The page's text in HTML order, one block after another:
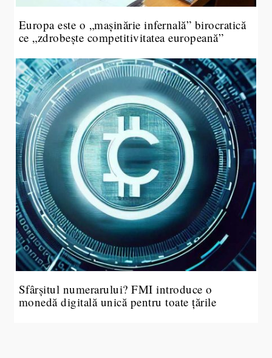
Europa este o „mașinărie infernală” birocratică
ce „zdrobește competitivitatea europeană”
Sfârșitul numerarului? FMI introduce o
monedă digitală unică pentru toate țările